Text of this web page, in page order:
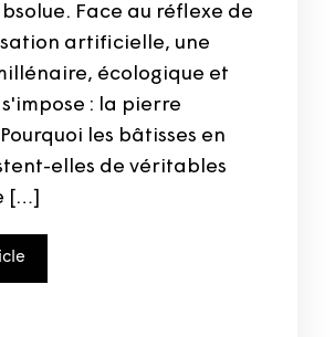
Face au réflexe de
artificielle, une
écologique et
: la pierre
les bâtisses en
elles de véritables
[…]